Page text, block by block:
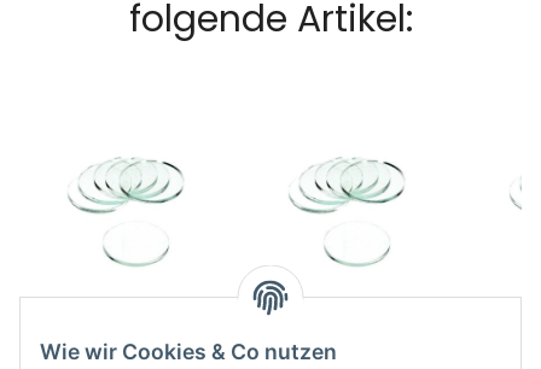
folgende Artikel:
Clear Base Rund
4,49 €*
Clear Base Rund
3,49 €
Wie wir Cookies & Co nutzen